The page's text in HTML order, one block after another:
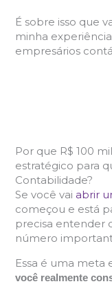
É sobre isso que
minha
empresários
Por que R$ 100
estratégico para
Contabilidade?
Se você vai abrir
começou e está
precisa entender
número
Essa é uma meta
você realmente